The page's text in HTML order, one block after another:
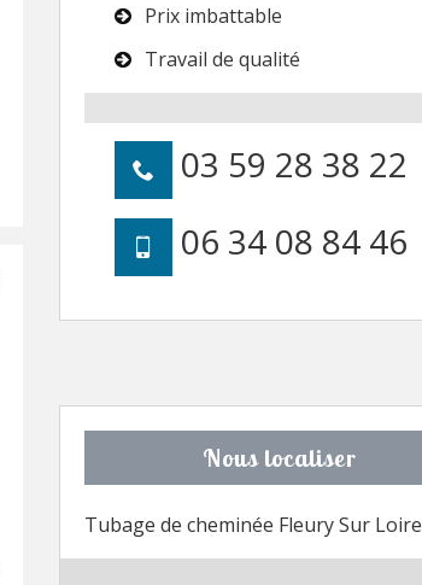
Prix imbattable
Travail de qualité
03 59 28 38 22
06 34 08 84 46
Nous localiser
Tubage de cheminée Fleury Sur Loire